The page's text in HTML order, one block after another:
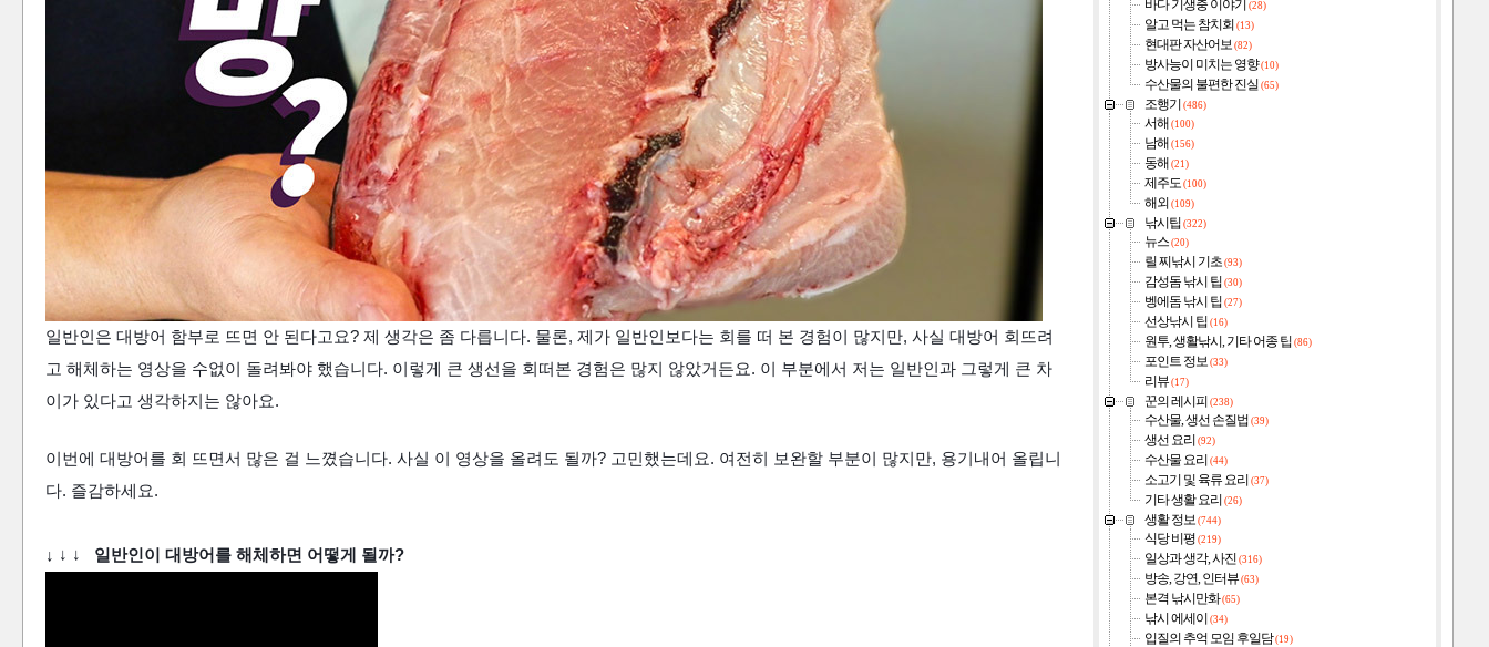
일반인은 대방어 함부로 뜨면 안 된다고요? 제 생각은 좀 다릅니다. 물론, 제가 일반인보다는 회를 떠 본 경험이 많지만, 사실 대방어 회뜨려
고 해체하는 영상을 수없이 돌려봐야 했습니다. 이렇게 큰 생선을 회떠본 경험은 많지 않았거든요. 이 부분에서 저는 일반인과 그렇게 큰 차
이가 있다고 생각하지는 않아요.
이번에 대방어를 회 뜨면서 많은 걸 느꼈습니다. 사실 이 영상을 올려도 될까? 고민했는데요. 여전히 보완할 부분이 많지만, 용기내어 올립니
다. 즐감하세요.
↓ ↓ ↓ 일반인이 대방어를 해체하면 어떻게 될까?
바다 기생충 이야기 (28)
알고 먹는 참치회 (13)
현대판 자산어보 (82)
방사능이 미치는 영향(10)
수산물의 불편한 진실 (65)
조행기 (486)
서해 (100)
남해 (156)
동해 (21)
제주도 (100)
해외 (109)
낚시팁(322)
뉴스 (20)
릴 찌낚시 기초 (93)
감성돔 낚시 팁 (30)
벵에돔 낚시 팁 (27)
선상낚시 팁 (16)
원투, 생활낚시, 기타 어종 팁 (86)
포인트 정보 (33)
리뷰 (17)
꾼의 레시피 (238)
수산물, 생선 손질법 (39)
생선 요리 (92)
수산물 요리 (44)
소고기 및 육류 요리 (37)
기타 생활 요리 (26)
생활 정보 (744)
식당 비평 (219)
일상과 생각, 사진 (316)
방송, 강연, 인터뷰 (63)
본격 낚시만화(65)
낚시 에세이 (34)
입질의 추억 모임 후일담(19)